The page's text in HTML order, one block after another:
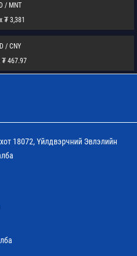
/ MNT
₮ 3,381
/ CNY
₮ 467.97
18072, Үйлдвэрчний Эвлэлийн